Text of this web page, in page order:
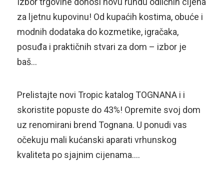
za ljetnu kupovinu! Od kupaćih kostima, obuće i
modnih dodataka do kozmetike, igračaka,
posuđa i praktičnih stvari za dom – izbor je
baš…
Prelistajte novi Tropic katalog TOGNANA i i
skoristite popuste do 43%! Opremite svoj dom
uz renomirani brend Tognana. U ponudi vas
očekuju mali kućanski aparati vrhunskog
kvaliteta po sjajnim cijenama….